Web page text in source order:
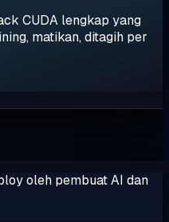
CUDA lengkap yang
matikan, ditagih per
oleh pembuat AI dan